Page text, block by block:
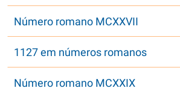
Número romano MCXXVII
1127 em números romanos
Número romano MCXXIX